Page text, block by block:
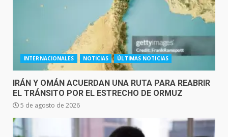
INTERNACIONALES NOTICIAS ÚLTIMAS NOTICIAS
IRÁN Y OMÁN ACUERDAN UNA RUTA PARA REABRIR
EL TRÁNSITO POR EL ESTRECHO DE ORMUZ
5 de agosto de 2026